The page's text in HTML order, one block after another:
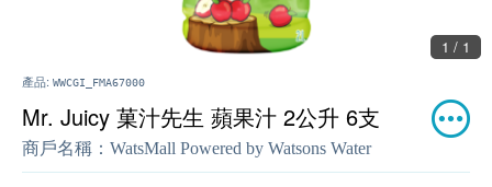
1 / 1
產品: WWCGI_FMA67000
Mr. Juicy 菓汁先生 蘋果汁 2公升 6支
商戶名稱： WatsMall Powered by Watsons Water